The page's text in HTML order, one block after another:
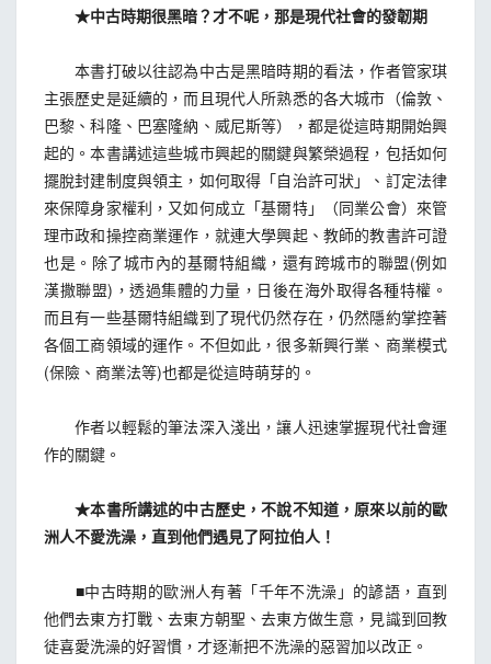
★中古時期很黑暗？才不呢，那是現代社會的發韌期
本書打破以往認為中古是黑暗時期的看法，作者管家琪
主張歷史是延續的，而且現代人所熟悉的各大城市（倫敦、
巴黎、科隆、巴塞隆納、威尼斯等），都是從這時期開始興
起的。本書講述這些城市興起的關鍵與繁榮過程，包括如何
擺脫封建制度與領主，如何取得「自治許可狀」、訂定法律
來保障身家權利，又如何成立「基爾特」（同業公會）來管
理市政和操控商業運作，就連大學興起、教師的教書許可證
也是。除了城市內的基爾特組織，還有跨城市的聯盟(例如
漢撒聯盟)，透過集體的力量，日後在海外取得各種特權。
而且有一些基爾特組織到了現代仍然存在，仍然隱約掌控著
各個工商領域的運作。不但如此，很多新興行業、商業模式
(保險、商業法等)也都是從這時萌芽的。
作者以輕鬆的筆法深入淺出，讓人迅速掌握現代社會運
作的關鍵。
★本書所講述的中古歷史，不說不知道，原來以前的歐
洲人不愛洗澡，直到他們遇見了阿拉伯人！
■中古時期的歐洲人有著「千年不洗澡」的諺語，直到
他們去東方打戰、去東方朝聖、去東方做生意，見識到回教
徒喜愛洗澡的好習慣，才逐漸把不洗澡的惡習加以改正。